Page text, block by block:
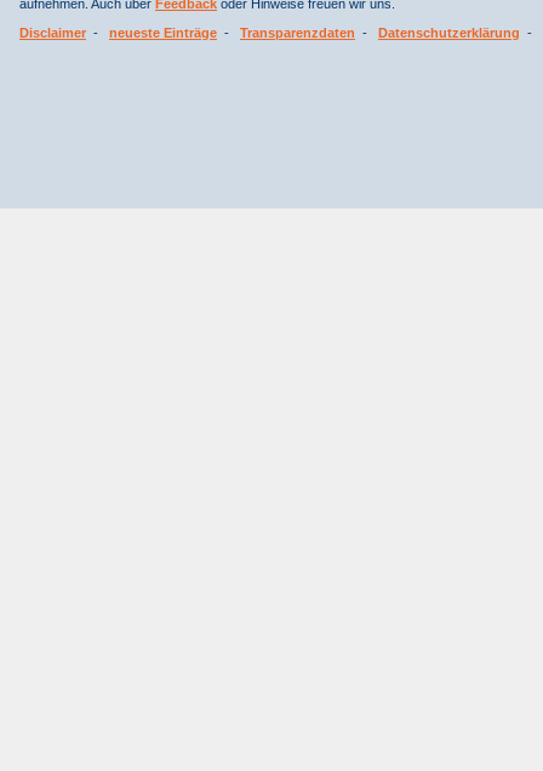
aufnehmen. Auch über Feedback oder Hinweise freuen wir uns.
Disclaimer - neueste Einträge - Transparenzdaten - Datenschutzerklärung -